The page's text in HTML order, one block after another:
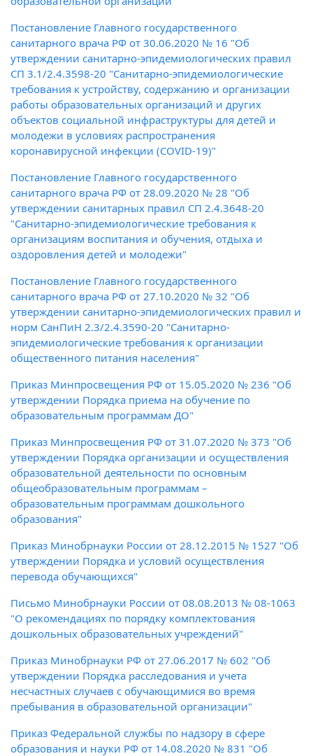
Постановление Главного государственного
санитарного врача РФ от 30.06.2020 № 16 "Об
утверждении санитарно-эпидемиологических правил
СП 3.1/2.4.3598-20 "Санитарно-эпидемиологические
требования к устройству, содержанию и организации
работы образовательных организаций и других
объектов социальной инфраструктуры для детей и
молодежи в условиях распространения
коронавирусной инфекции (COVID-19)"
Постановление Главного государственного
санитарного врача РФ от 28.09.2020 № 28 "Об
утверждении санитарных правил СП 2.4.3648-20
"Санитарно-эпидемиологические требования к
организациям воспитания и обучения, отдыха и
оздоровления детей и молодежи"
Постановление Главного государственного
санитарного врача РФ от 27.10.2020 № 32 "Об
утверждении санитарно-эпидемиологических правил и
норм СанПиН 2.3/2.4.3590-20 "Санитарно-
эпидемиологические требования к организации
общественного питания населения"
Приказ Минпросвещения РФ от 15.05.2020 № 236 "Об
утверждении Порядка приема на обучение по
образовательным программам ДО"
Приказ Минпросвещения РФ от 31.07.2020 № 373 "Об
утверждении Порядка организации и осуществления
образовательной деятельности по основным
общеобразовательным программам –
образовательным программам дошкольного
образования"
Приказ Минобрнауки России от 28.12.2015 № 1527 "Об
утверждении Порядка и условий осуществления
перевода обучающихся"
Письмо Минобрнауки России от 08.08.2013 № 08-1063
"О рекомендациях по порядку комплектования
дошкольных образовательных учреждений"
Приказ Минобрнауки РФ от 27.06.2017 № 602 "Об
утверждении Порядка расследования и учета
несчастных случаев с обучающимися во время
пребывания в образовательной организации"
Приказ Федеральной службы по надзору в сфере
образования и науки РФ от 14.08.2020 № 831 "Об